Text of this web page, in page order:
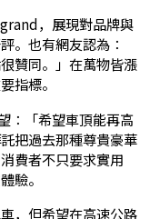
，展現對品牌與
。也有網友認為：
贊同。」在萬物皆漲
指標。
：「希望車頂能再高
把過去那種尊貴豪華
費者不只要求實用
驗。
，但希望在高速公路